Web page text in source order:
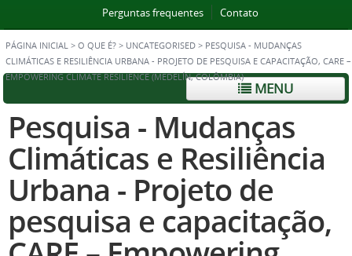
Perguntas frequentes Contato
PÁGINA INICIAL > O QUE É? > UNCATEGORISED > PESQUISA - MUDANÇAS
CLIMÁTICAS E RESILIÊNCIA URBANA - PROJETO DE PESQUISA E CAPACITAÇÃO, CARE –
EMPOWERING CLIMATE RESILIENCE (MEDELÍN, COLÔMBIA)
MENU
Pesquisa - Mudanças
Climáticas e Resiliência
Urbana - Projeto de
pesquisa e capacitação,